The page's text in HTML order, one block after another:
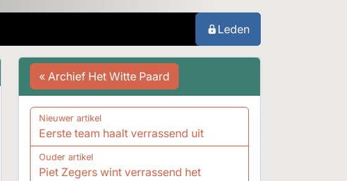
Leden
« Archief Het Witte Paard
Nieuwer artikel
Eerste team haalt verrassend uit
Ouder artikel
Piet Zegers wint verrassend het